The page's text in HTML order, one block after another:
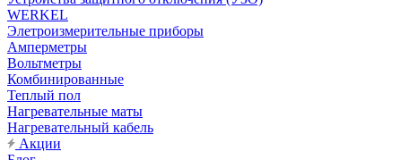
WERKEL
Элетроизмерительные приборы
Амперметры
Вольтметры
Комбинированные
Теплый пол
Нагревательные маты
Нагревательный кабель
Акции